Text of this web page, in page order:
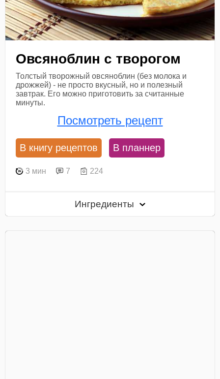
Овсяноблин с творогом
Толстый творожный овсяноблин (без молока и
дрожжей) - не просто вкусный, но и полезный
завтрак. Его можно приготовить за считанные
минуты.
Посмотреть рецепт
В книгу рецептов В планнер
3 мин 7 224
Ингредиенты